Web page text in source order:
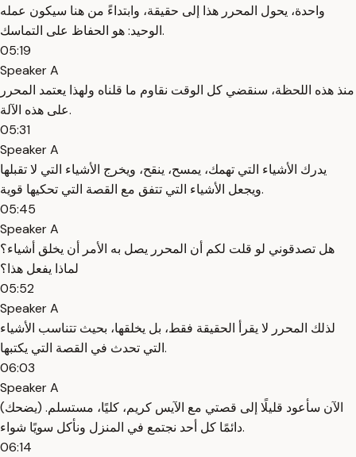
واحدة، يحول المحرر هذا إلى حقيقة، وابتداءً من هنا سيكون عمله
الوحيد: هو الحفاظ على التماسك.
05:19
Speaker A
منذ هذه اللحظة، سنقضي كل الوقت نقاوم ما قلناه ولهذا يعتمد المحرر
على هذه الآلة.
05:31
Speaker A
يدرك الأشياء التي تهمك، يمسح، ينقح، ويخرج الأشياء التي لا تقبلها
ويجعل الأشياء التي تتفق مع القصة التي تحكيها قوية.
05:45
Speaker A
هل تصدقوني لو قلت لكم أن المحرر يصل به الأمر أن يخلق أشياء؟
لماذا يفعل هذا؟
05:52
Speaker A
لذلك المحرر لا يقرأ الحقيقة فقط، بل يخلقها، بحيث تتناسب الأشياء
التي تحدث في القصة التي يكتبها.
06:03
Speaker A
الآن سأعود قليلًا إلى قصتي مع الآيس كريم، كليًا، مستسلم. (يضحك)
دائمًا كل أحد نجتمع في المنزل ونأكل سويًا شواء.
06:14